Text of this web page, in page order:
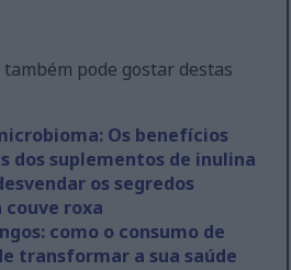
pode gostar destas
Os benefícios
dos suplementos de inulina
os segredos
roxa
como o consumo de
transformar a sua saúde